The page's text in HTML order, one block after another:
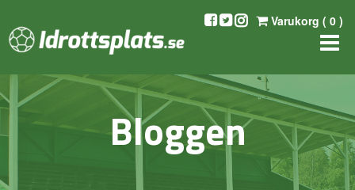
Varukorg ( 0 )
Bloggen